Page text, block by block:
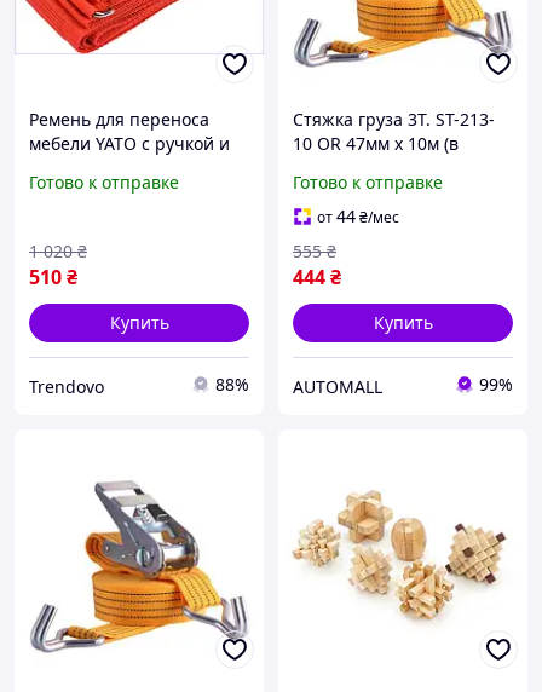
Ремень для переноса
мебели YATO с ручкой и
безопасной
см
Готово к отправке
510₴
1 020 ₴
Купить
Trendovo 88%
Стяжка груза 3Т. ST-213-
10 OR 47мм х 10м (в
Готово к отправке
от44₴/мес
444₴
555 ₴
Купить
AUTOMALL 99%